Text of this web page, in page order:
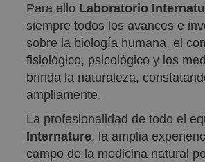
Para ello Laboratorio
siempre todos los avances e
sobre la biología humana, el
fisiológico, psicológico y los
brinda la naturaleza,
ampliamente.
La profesionalidad de todo el
Internature, la amplia
campo de la medicina natural